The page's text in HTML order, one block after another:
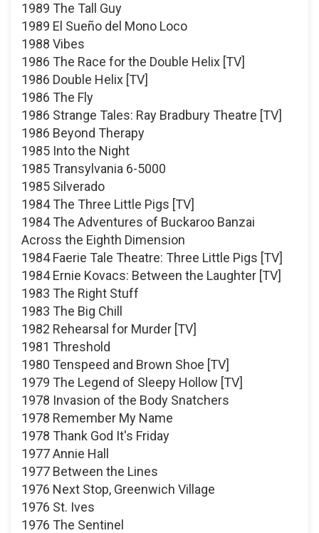
1989 The Tall Guy
1989 El Sueño del Mono Loco
1988 Vibes
1986 The Race for the Double Helix [TV]
1986 Double Helix [TV]
1986 The Fly
1986 Strange Tales: Ray Bradbury Theatre [TV]
1986 Beyond Therapy
1985 Into the Night
1985 Transylvania 6-5000
1985 Silverado
1984 The Three Little Pigs [TV]
1984 The Adventures of Buckaroo Banzai
Across the Eighth Dimension
1984 Faerie Tale Theatre: Three Little Pigs [TV]
1984 Ernie Kovacs: Between the Laughter [TV]
1983 The Right Stuff
1983 The Big Chill
1982 Rehearsal for Murder [TV]
1981 Threshold
1980 Tenspeed and Brown Shoe [TV]
1979 The Legend of Sleepy Hollow [TV]
1978 Invasion of the Body Snatchers
1978 Remember My Name
1978 Thank God It's Friday
1977 Annie Hall
1977 Between the Lines
1976 Next Stop, Greenwich Village
1976 St. Ives
1976 The Sentinel